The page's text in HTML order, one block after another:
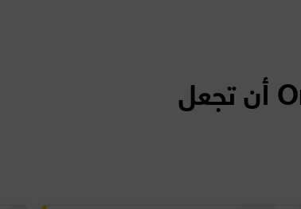
كيف تستطيع Orange Money أن تجعل